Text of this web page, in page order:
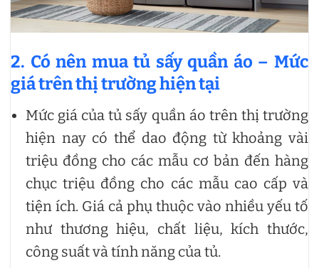
2. Có nên mua tủ sấy quần áo – Mức
giá trên thị trường hiện tại
Mức giá của tủ sấy quần áo trên thị trường
hiện nay có thể dao động từ khoảng vài
triệu đồng cho các mẫu cơ bản đến hàng
chục triệu đồng cho các mẫu cao cấp và
tiện ích. Giá cả phụ thuộc vào nhiều yếu tố
như thương hiệu, chất liệu, kích thước,
công suất và tính năng của tủ.